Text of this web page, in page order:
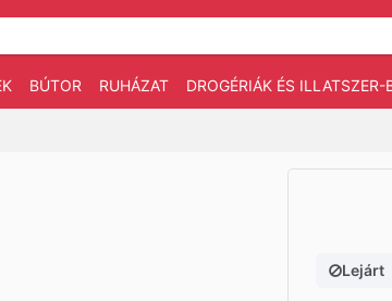
BÚTOR RUHÁZAT DROGÉRIÁK ÉS ILLATSZER-
Lejárt